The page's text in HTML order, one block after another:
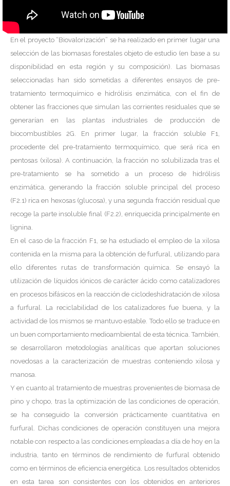
En el proyecto “Biovalorización” se ha realizado en primer lugar una
selección de las biomasas forestales objeto de estudio (en base a su
disponibilidad en esta región y su composición). Las biomasas
seleccionadas han sido sometidas a diferentes ensayos de pre-
tratamiento termoquímico e hidrólisis enzimática, con el fin de
obtener las fracciones que simulan las corrientes residuales que se
generarían en las plantas industriales de producción de
biocombustibles 2G. En primer lugar, la fracción soluble F1,
procedente del pre-tratamiento termoquímico, que será rica en
pentosas (xilosa). A continuación, la fracción no solubilizada tras el
pre-tratamiento se ha sometido a un proceso de hidrólisis
enzimática, generando la fracción soluble principal del proceso
(F2.1) rica en hexosas (glucosa), y una segunda fracción residual que
recoge la parte insoluble final (F2.2), enriquecida principalmente en
lignina.
En el caso de la fracción F1, se ha estudiado el empleo de la xilosa
contenida en la misma para la obtención de furfural, utilizando para
ello diferentes rutas de transformación química. Se ensayó la
utilización de líquidos iónicos de carácter ácido como catalizadores
en procesos bifásicos en la reacción de ciclodeshidratación de xilosa
a furfural. La reciclabilidad de los catalizadores fue buena, y la
actividad de los mismos se mantuvo estable. Todo ello se traduce en
un buen comportamiento medioambiental de esta técnica. También,
se desarrollaron metodologías analíticas que aportan soluciones
novedosas a la caracterización de muestras conteniendo xilosa y
manosa.
Y en cuanto al tratamiento de muestras provenientes de biomasa de
pino y chopo, tras la optimización de las condiciones de operación,
se ha conseguido la conversión prácticamente cuantitativa en
furfural. Dichas condiciones de operación constituyen una mejora
notable con respecto a las condiciones empleadas a día de hoy en la
industria, tanto en términos de rendimiento de furfural obtenido
como en términos de eficiencia energética. Los resultados obtenidos
en esta tarea son consistentes con los obtenidos en anteriores